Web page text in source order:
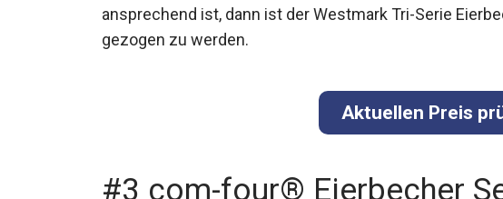
ansprechend ist, dann ist der Westmark Tri-Serie
gezogen zu werden.
Aktuellen Preis
#3 com-four® Eierbecher